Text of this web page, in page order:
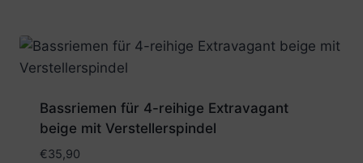
Bassriemen für 4-reihige Extravagant
beige mit Verstellerspindel
€35,90